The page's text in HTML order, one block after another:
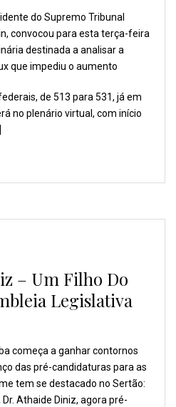
do Supremo Tribunal
convocou para esta terça-feira
destinada a analisar a
que impediu o aumento
de 513 para 531, já em
no plenário virtual, com início
– Um Filho Do
Legislativa
começa a ganhar contornos
das pré-candidaturas paraas
tem se destacado no Sertão:
Athaide Diniz, agora pré-